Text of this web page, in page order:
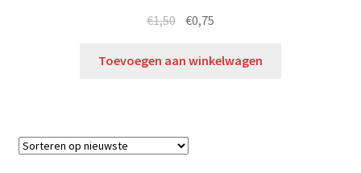
€1,50 €0,75
Toevoegen aan winkelwagen